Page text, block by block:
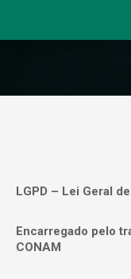
LGPD – Lei Geral
Encarregado pelo
CONAM